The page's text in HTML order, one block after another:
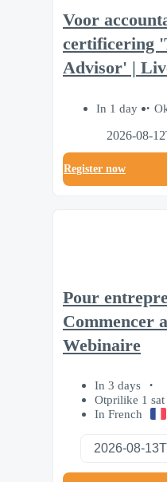
Voor
certificering
Advisor' |
In 1 day
2026-08-
Register now
Pour
Commencer
Webinaire
In 3 days
Otprilike 1
In French